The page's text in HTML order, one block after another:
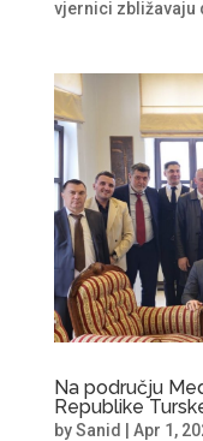
vjernici zbližavaju
Na području
Republike
bySanid Apr 1,